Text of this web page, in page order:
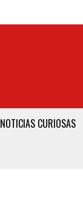
NOTICIAS CURIOSAS